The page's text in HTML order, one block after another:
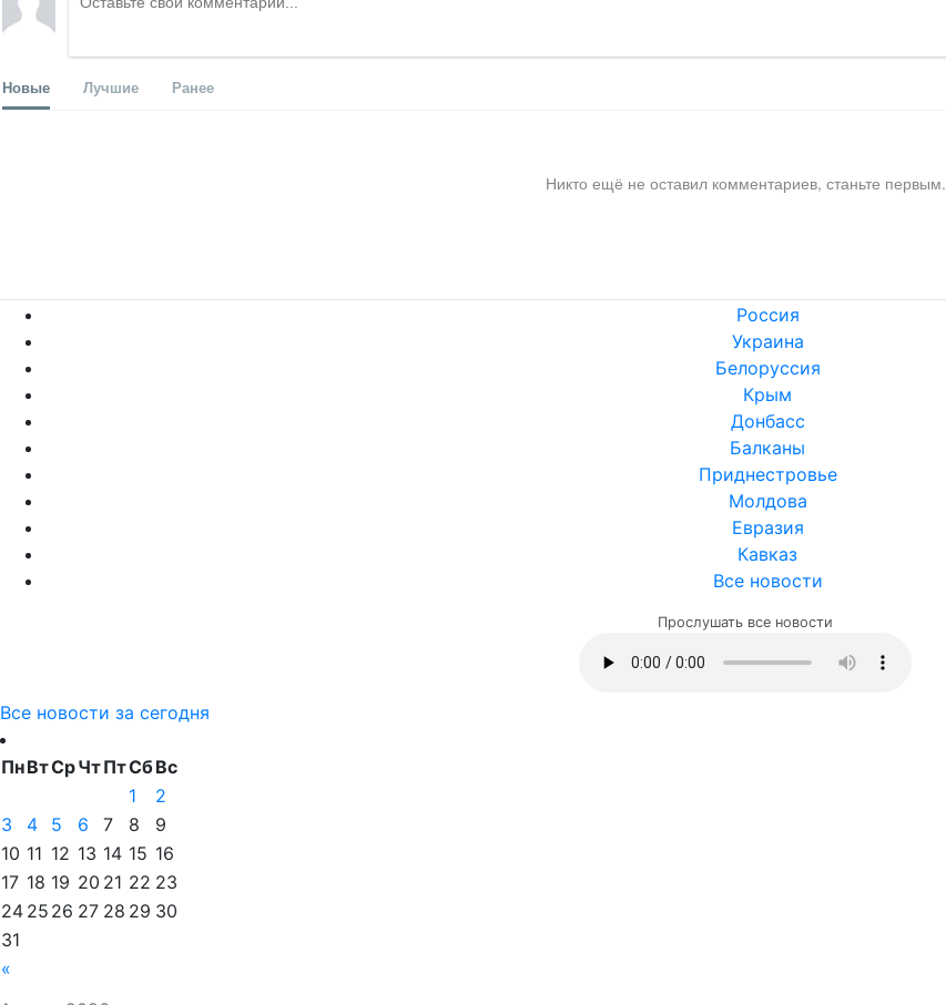
Новые Лучшие Ранее
Никто ещё не оставил комментариев, станьте первым.
Россия
Украина
Белоруссия
Крым
Донбасс
Балканы
Приднестровье
Молдова
Евразия
Кавказ
Все новости
Прослушать все новости
Все новости за сегодня
ПнВтСрЧтПтСбВс
«
1
2
3
4 5 6 7 8
9
10 11 12 13 14 15 16
17 18 19 20 21 22 23
24 25 26 27 28 29 30
31